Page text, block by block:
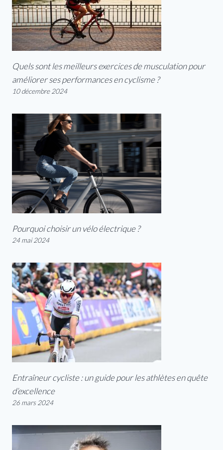
Quels sont les meilleurs exercices de musculation pour
améliorer ses performances en cyclisme ?
10 décembre 2024
Pourquoi choisir un vélo électrique ?
24 mai 2024
Entraîneur cycliste : un guide pour les athlètes en quête
d’excellence
26 mars 2024